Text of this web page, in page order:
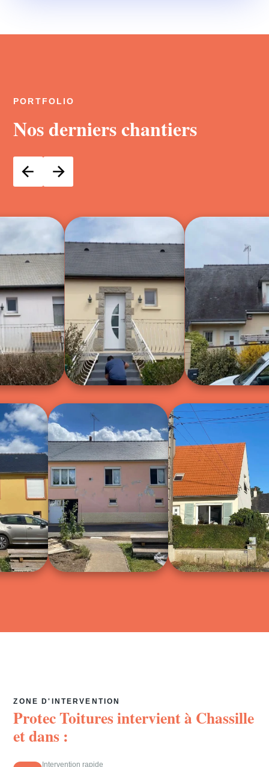
PORTFOLIO
Nos derniers chantiers
ZONE D'INTERVENTION
Protec Toitures intervient àChassille
et dans :
Intervention rapide